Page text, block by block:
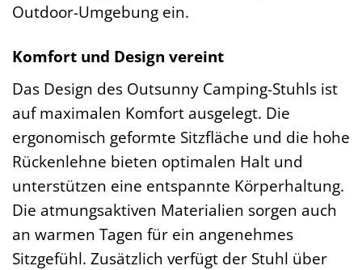
Outdoor-Umgebung ein.
Komfort und Design vereint
Das Design des Outsunny Camping-Stuhls ist
auf maximalen Komfort ausgelegt. Die
ergonomisch geformte Sitzfläche und die hohe
Rückenlehne bieten optimalen Halt und
unterstützen eine entspannte Körperhaltung.
Die atmungsaktiven Materialien sorgen auch
an warmen Tagen für ein angenehmes
Sitzgefühl. Zusätzlich verfügt der Stuhl über